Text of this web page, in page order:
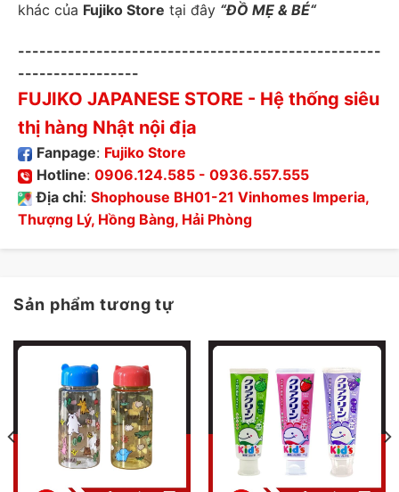
khác của Fujiko Store tại đây “ĐỒ MẸ & BÉ“
---------------------------------------------------
-----------------
FUJIKO JAPANESE STORE - Hệ thống siêu
thị hàng Nhật nội địa
Fanpage: Fujiko Store
Hotline: 0906.124.585 - 0936.557.555
Địa chỉ: Shophouse BH01-21 Vinhomes Imperia,
Thượng Lý, Hồng Bàng, Hải Phòng
Sản phẩm tương tự